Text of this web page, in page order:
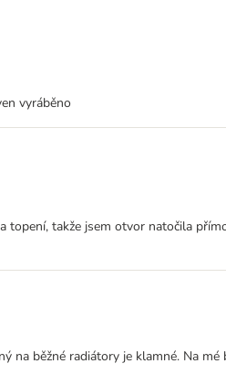
vyráběno
topení, takže jsem otvor natočila
na běžné radiátory je klamné. Na mé